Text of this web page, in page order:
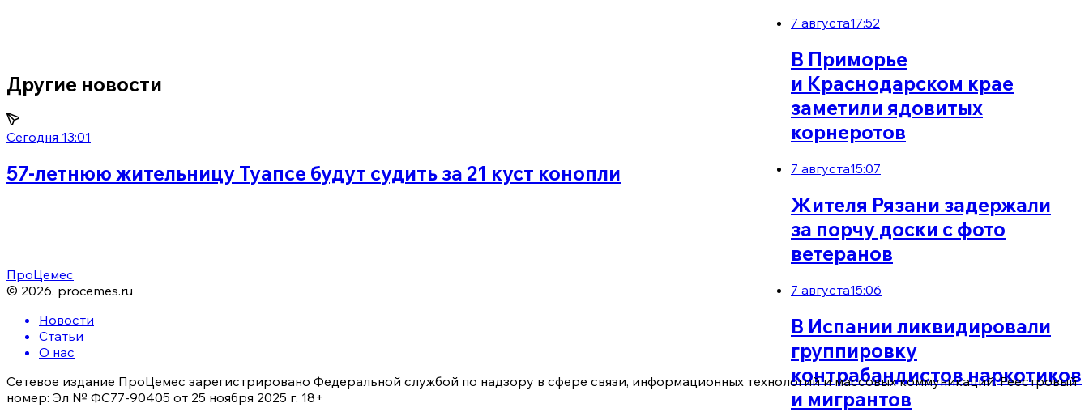
7 августа17:52
В Приморье
и Краснодарском крае
заметили ядовитых
корнеротов
7 августа15:07
Жителя Рязани задержали
за порчу доски с фото
ветеранов
7 августа15:06
В Испании ликвидировали
группировку
контрабандистов наркотиков
и мигрантов
Другие новости
Сегодня 13:01
57-летнюю жительницу Туапсе будут судить за 21 куст конопли
ПроЦемес
© 2026. procemes.ru
Новости
Статьи
О нас
Сетевое издание ПроЦемес зарегистрировано Федеральной службой по надзору в сфере связи, информационных технологий и массовых коммуникаций. Реестровый
номер: Эл № ФС77-90405 от 25 ноября 2025 г. 18+